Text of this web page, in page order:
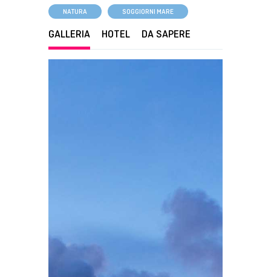
NATURA SOGGIORNI MARE
GALLERIA HOTEL DA SAPERE